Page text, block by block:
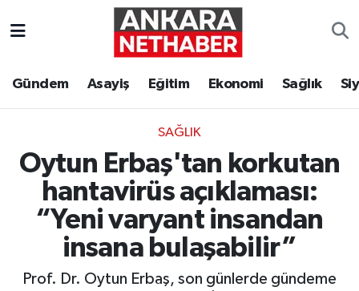
Gündem Asayiş Eğitim Ekonomi Sağlık
SAĞLIK
Oytun Erbaş'tan korkutan
hantavirüs açıklaması:
“Yeni varyant insandan
insana bulaşabilir”
Prof. Dr. Oytun Erbaş, son günlerde gündeme
Ekonomi
Gündem
Ankara Hava Durumu
Tüm Manşetler
Son Dakika Haberleri